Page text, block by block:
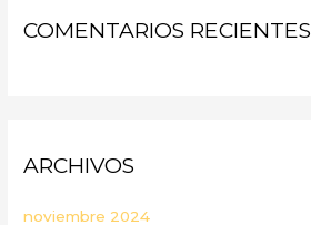
COMENTARIOS RECIENTES
ARCHIVOS
noviembre 2024